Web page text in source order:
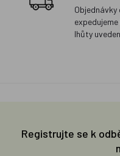
lhůty
Registrujte se k